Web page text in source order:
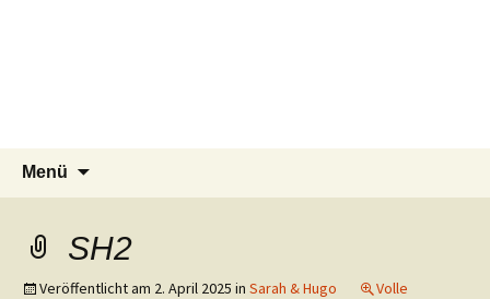
Tier Natur und Artenschutz
Siebengebirge e.V.
Tierschutzverein seit 1985 im
Siebengebirge – Orscheider
Menü
SH2
Veröffentlicht am 2. April 2025 in Sarah & Hugo
Volle